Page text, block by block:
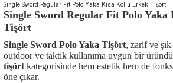
Single Sword Regular Fit Polo Yaka Kısa Kollu Erkek Tişört
Single Sword Regular Fit Polo Yaka
Tişört
Single Sword Polo Yaka Tişört, zarif ve
outdoor ve taktik kullanıma uygun bir
tişört kategorisinde hem estetik hem de
öne çıkar.